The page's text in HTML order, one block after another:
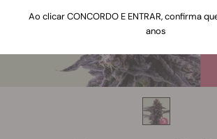
Ao clicar CONCORDO E ENTRAR, confirma
anos